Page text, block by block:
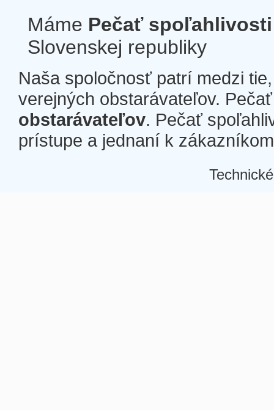
Máme Pečať spoľahlivosti
Slovenskej republiky
Naša spoločnosť patrí medzi
verejných obstarávateľov.
obstarávateľov. Pečať
prístupe a jednaní k